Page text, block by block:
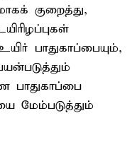
குறைத்து,
பாதுகாப்பையும்,
பாதுகாப்பை
மேம்படுத்தும்